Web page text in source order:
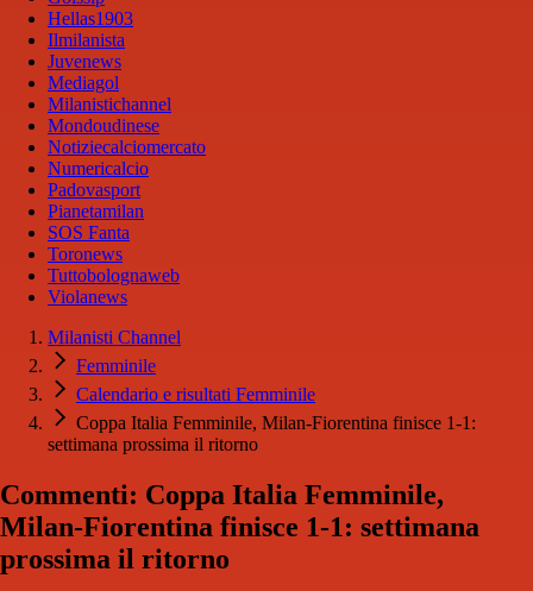
Hellas1903
Ilmilanista
Juvenews
Mediagol
Milanistichannel
Mondoudinese
Notiziecalciomercato
Numericalcio
Padovasport
Pianetamilan
SOS Fanta
Toronews
Tuttobolognaweb
Violanews
Milanisti Channel
Femminile
Calendario e risultati Femminile
Coppa Italia Femminile, Milan-Fiorentina finisce 1-1:
settimana prossima il ritorno
Commenti: Coppa Italia Femminile,
Milan-Fiorentina finisce 1-1: settimana
prossima il ritorno